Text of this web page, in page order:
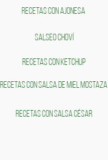
RECETAS CON AJONESA
SALSEO CHOVÍ
RECETAS CON KETCHUP
RECETAS CON SALSA DE MIEL MOSTAZA
RECETAS CON SALSA CÉSAR